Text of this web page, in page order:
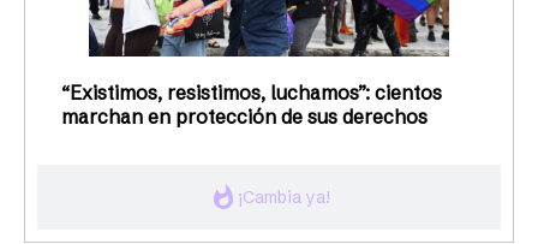
Fallece Margarita Mergal, voz clave del